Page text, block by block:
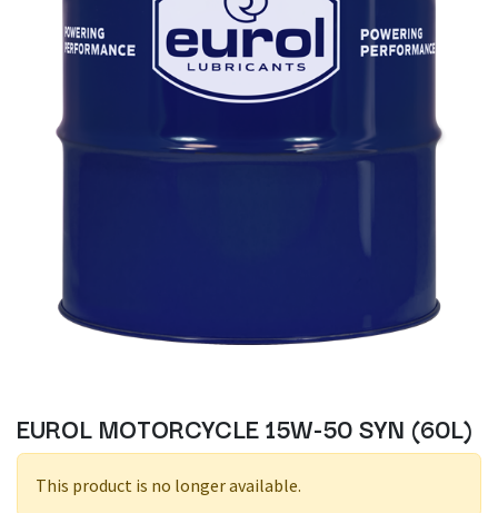
EUROL MOTORCYCLE 15W-50 SYN (60L)
This product is no longer available.